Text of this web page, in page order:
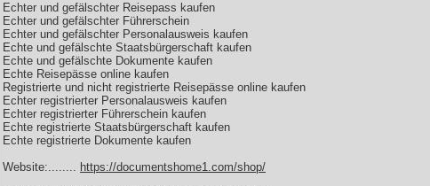
Echter und gefälschter Reisepass kaufen
Echter und gefälschter Führerschein
Echter und gefälschter Personalausweis kaufen
Echte und gefälschte Staatsbürgerschaft kaufen
Echte und gefälschte Dokumente kaufen
Echte Reisepässe online kaufen
Registrierte und nicht registrierte Reisepässe online kaufen
Echter registrierter Personalausweis kaufen
Echter registrierter Führerschein kaufen
Echte registrierte Staatsbürgerschaft kaufen
Echte registrierte Dokumente kaufen
Website:........ https://documentshome1.com/shop/